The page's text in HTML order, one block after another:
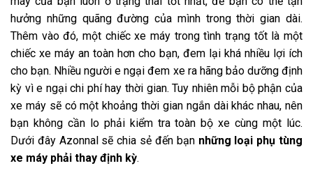
hưởng những quãng đường của mình trong thời gian dài.
Thêm vào đó, một chiếc xe máy trong tình trạng tốt là một
chiếc xe máy an toàn hơn cho bạn, đem lại khá nhiều lợi ích
cho bạn. Nhiều người e ngại đem xe ra hãng bảo dưỡng định
kỳ vì e ngại chi phí hay thời gian. Tuy nhiên mỗi bộ phận của
xe máy sẽ có một khoảng thời gian ngắn dài khác nhau, nên
bạn không cần lo phải kiểm tra toàn bộ xe cùng một lúc.
Dưới đây Azonnal sẽ chia sẻ đến bạn những loại phụ tùng
xe máy phải thay định kỳ.